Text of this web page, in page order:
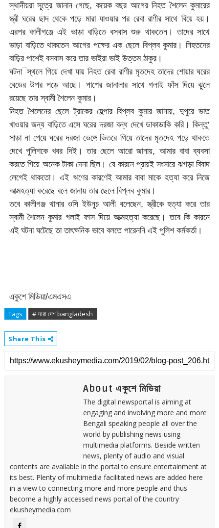
স্থানীয়রা সূত্রে জানান গেছে, কয়েক বছর আগের নিহত শৈলেন কুমারের
স্ত্রী ঘরের ছাদ থেকে পড়ে মারা যাওয়ার পর রেবা রাণীর সাথে বিয়ে হয়।
এরপর কালীগঞ্জে এই ভাড়া বাড়িতে বসবাস শুরু থাকতেন। তাদের সাথে
ভাড়া বাড়িতে থাকতেন আগের পক্ষের এক ছেলে বিপ্লব কুমার। নিহতদের
বাড়ির পাশেই বসবাস করে তার ভাইরা ভাই উত্তম ঠাকুর।
ঘটনা¯স্থলে গিয়ে দেখা যায় নিহত রেবা রাণীর মৃতদেহ তাদের শোয়ার ঘরের
বেডের উপর পড়ে আছে। পাশের জানালার সাথে গলাই ফাঁস দিয়ে ঝুলে
রয়েছে তার স্বামী শৈলেন কুমার।
নিহত শৈলেনের ছেলে ট্রাকের হেল্পার বিপ্লব কুমার জানায়, দুপুরে ভাত
খাওয়ার জন্য বাড়িতে এসে ঘরের দরজা বন্ধ দেখে ডাকাডাকি করি। কিন্তু‘
সাড়া না পেয়ে ঘরের দরজা ভেঙ্গে ভিতরে গিয়ে তাদের মৃতদেহ পড়ে থাকতে
দেখে পুলিশকে খবর দিই। তার ছেলে আরো জানায়, আমার বাবা ব্যবসা
করতে গিয়ে অনেক টাকা দেনা ছিল। যে কারনে প্রায়ই সংসারে ঝগড়া বিবাদ
লেগেই থাকতো। এই ঋণের কারণেই আমার বাবা মাকে হত্যা করে নিজে
আত্মহত্যা করেছে বলে জানায় তার ছেলে বিপ্লব কুমার।
তবে কালীগঞ্জ থানার ওসি ইউনুচ আলী বলেছেন, স্ত্রীকে হত্যা করে তার
স্বামী শৈলেন কুমার গলাই ফাস দিয়ে আত্মহত্যা করেছে। তবে কি কারনে
এই ঘটনা ঘটেছে তা তাৎক্ষনিক ভাবে বলতে পারেননি এই পুলিশ কর্মকর্তা।
একুশে মিডিয়া/এমএসএ
Tags # সারা দেশ bangladesh
Share This
About একুশে মিডিয়া
The digital newsportal is aiming at
engaging and involving more and more
Bengali speaking people all over the
world by publishing news using
multimedia platforms. Beside written
news, plenty of audio and visual
contents are available in the portal to ensure entertainment at
its best. Plenty of multimedia facilitated news are added here
in a view to connecting more and more people and thus
become a highly accessed news portal of the country
ekusheymedia.com